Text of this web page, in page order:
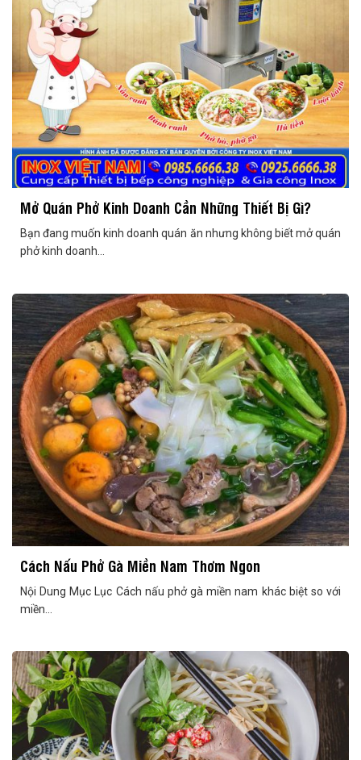
Mở Quán Phở Kinh Doanh Cần Những Thiết Bị Gì?
Bạn đang muốn kinh doanh quán ăn nhưng không biết mở quán
phở kinh doanh...
Cách Nấu Phở Gà Miền Nam Thơm Ngon
Nội Dung Mục Lục Cách nấu phở gà miền nam khác biệt so với
miền...